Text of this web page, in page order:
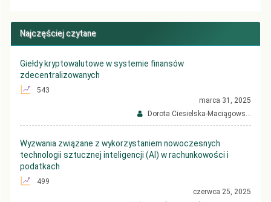
Najczęściej czytane
Giełdy kryptowalutowe w systemie finansów
zdecentralizowanych
543
marca 31, 2025
Dorota Ciesielska-Maciągows...
Wyzwania związane z wykorzystaniem nowoczesnych
technologii sztucznej inteligencji (AI) w rachunkowości i
podatkach
499
czerwca 25, 2025